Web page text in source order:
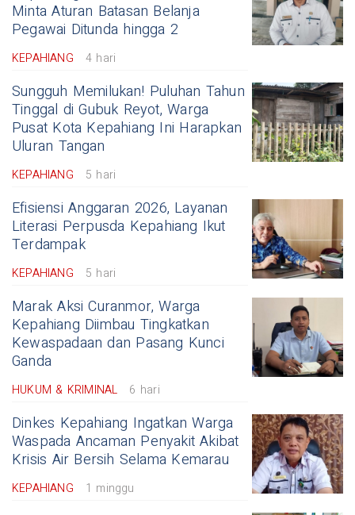
Minta Aturan Batasan Belanja
Pegawai Ditunda hingga 2
KEPAHIANG 4 hari
Sungguh Memilukan! Puluhan Tahun
Tinggal di Gubuk Reyot, Warga
Pusat Kota Kepahiang Ini Harapkan
Uluran Tangan
KEPAHIANG 5 hari
Efisiensi Anggaran 2026, Layanan
Literasi Perpusda Kepahiang Ikut
Terdampak
KEPAHIANG 5 hari
Marak Aksi Curanmor, Warga
Kepahiang Diimbau Tingkatkan
Kewaspadaan dan Pasang Kunci
Ganda
HUKUM & KRIMINAL 6 hari
Dinkes Kepahiang Ingatkan Warga
Waspada Ancaman Penyakit Akibat
Krisis Air Bersih Selama Kemarau
KEPAHIANG 1 minggu